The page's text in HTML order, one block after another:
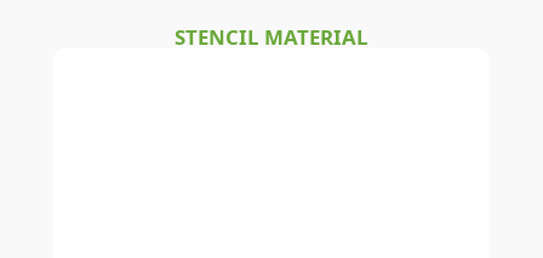
STENCIL MATERIAL